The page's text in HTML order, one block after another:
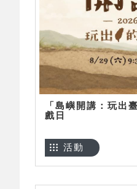
「島嶼開講：玩出
戲日
活動